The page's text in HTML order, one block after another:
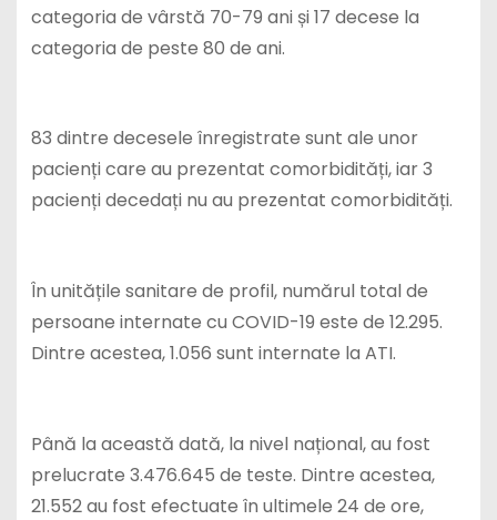
categoria de vârstă 70-79 ani și 17 decese la
categoria de peste 80 de ani.
83 dintre decesele înregistrate sunt ale unor
pacienți care au prezentat comorbidități, iar 3
pacienți decedați nu au prezentat comorbidități.
În unitățile sanitare de profil, numărul total de
persoane internate cu COVID-19 este de 12.295.
Dintre acestea, 1.056 sunt internate la ATI.
Până la această dată, la nivel național, au fost
prelucrate 3.476.645 de teste. Dintre acestea,
21.552 au fost efectuate în ultimele 24 de ore,